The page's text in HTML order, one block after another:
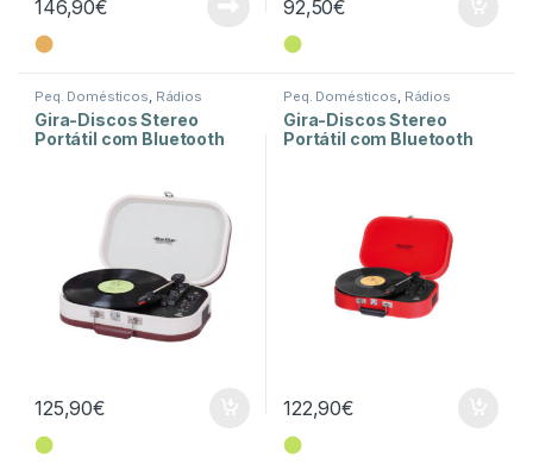
146,90€
⬤
92,50€
⬤
Peq. Domésticos, Rádios
Gira-Discos Stereo
Portátil com Bluetooth
125,90€
⬤
Peq. Domésticos, Rádios
Gira-Discos Stereo
Portátil com Bluetooth
122,90€
⬤